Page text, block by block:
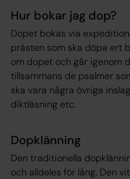
Hur bokar jag dop?
Dopet bokas via
prästen som ska döpa ert
om dopet och går igenom
tillsammans de psalmer
ska vara några övriga
diktläsning etc.
Dopklänning
Den traditionella
och alldeles för lång. Den